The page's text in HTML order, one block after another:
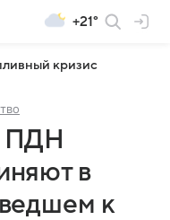
+21°
кризис
ПДН
в
к